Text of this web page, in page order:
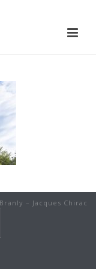
– Jacques Chirac